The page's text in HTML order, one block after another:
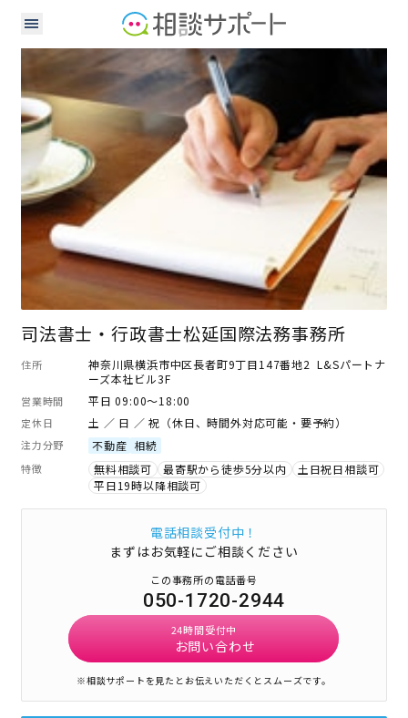
行政書士
司法書士・行政書士松延国際法務事務所
住所
神奈川県横浜市中区長者町9丁目147番地2 L&Sパートナ
ーズ本社ビル3F
営業時間 平日 09:00～18:00
定休日 土 ／ 日 ／ 祝（休日、時間外対応可能・要予約）
注力分野 不動産 相続
特徴 無料相談可 最寄駅から徒歩5分以内
土日祝日相談可
平日19時以降相談可
電話相談受付中！
まずはお気軽にご相談ください
この事務所の電話番号
050-1720-2944
24時間受付中
お問い合わせ
※相談サポートを見たとお伝えいただくとスムーズです。